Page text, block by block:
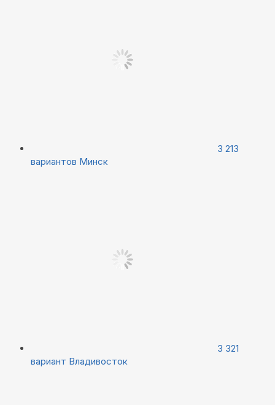
3 213
вариантов Минск
3 321
вариант Владивосток